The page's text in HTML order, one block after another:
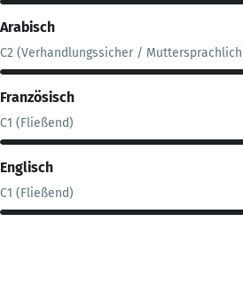
Arabisch
C2 (Verhandlungssicher /
Französisch
C1 (Fließend)
Englisch
C1 (Fließend)